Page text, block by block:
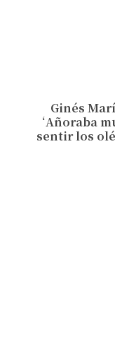
Ginés
‘Añoraba
sentir los